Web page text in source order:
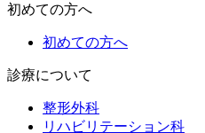
初めての方へ
初めての方へ
診療について
整形外科
リハビリテーション科